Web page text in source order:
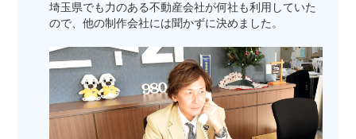
埼玉県でも力のある不動産会社が何社も利用していた
ので、他の制作会社には聞かずに決めました。